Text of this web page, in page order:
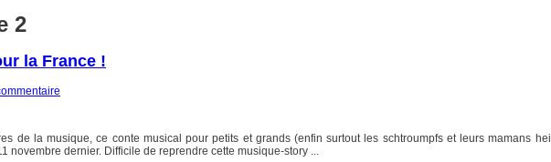
2
la France !
de la musique, ce conte musical pour petits et grands (enfin surtout les schtroumpfs et leurs mamans
novembre dernier. Difficile de reprendre cette musique-story ...